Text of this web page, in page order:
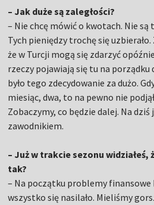
– Jak duże są zaległości?
– Nie chcę mówić o kwotach. Nie są
Tych pieniędzy trochę się uzbierało.
że w Turcji mogą się zdarzyć
rzeczy pojawiają się tu na
było tego zdecydowanie za dużo.
miesiąc, dwa, to na pewno nie
Zobaczymy, co będzie dalej. Na
zawodnikiem.
– Już w trakcie sezonu widziałeś,
tak?
– Na początku problemy finansowe
wszystko się nasilało. Mieliśmy